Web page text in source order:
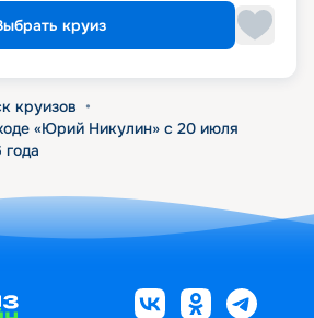
круиз
круизов •
«Юрий Никулин» с 20 июля